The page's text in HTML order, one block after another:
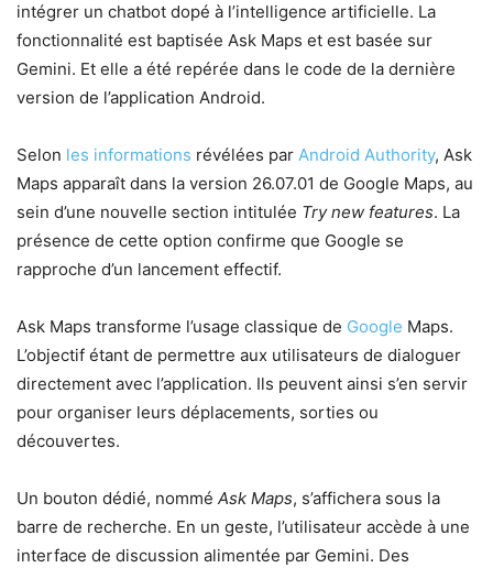
intégrer un chatbot dopé à l’intelligence artificielle. La
fonctionnalité est baptisée Ask Maps et est basée sur
Gemini. Et elle a été repérée dans le code de la dernière
version de l’application Android.
Selon les informations révélées par Android Authority, Ask
Maps apparaît dans la version 26.07.01 de Google Maps, au
sein d’une nouvelle section intitulée Try new features. La
présence de cette option confirme que Google se
rapproche d’un lancement effectif.
Ask Maps transforme l’usage classique de Google Maps.
L’objectif étant de permettre aux utilisateurs de dialoguer
directement avec l’application. Ils peuvent ainsi s’en servir
pour organiser leurs déplacements, sorties ou
découvertes.
Un bouton dédié, nommé Ask Maps, s’affichera sous la
barre de recherche. En un geste, l’utilisateur accède à une
interface de discussion alimentée par Gemini. Des